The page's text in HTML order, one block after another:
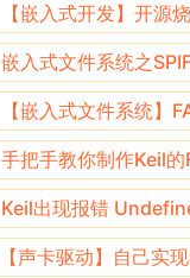
【嵌入式开发】开源
嵌入式文件系统之
【嵌入式文件系统】
手把手教你制作Keil
Keil出现报错
【声卡驱动】自己实